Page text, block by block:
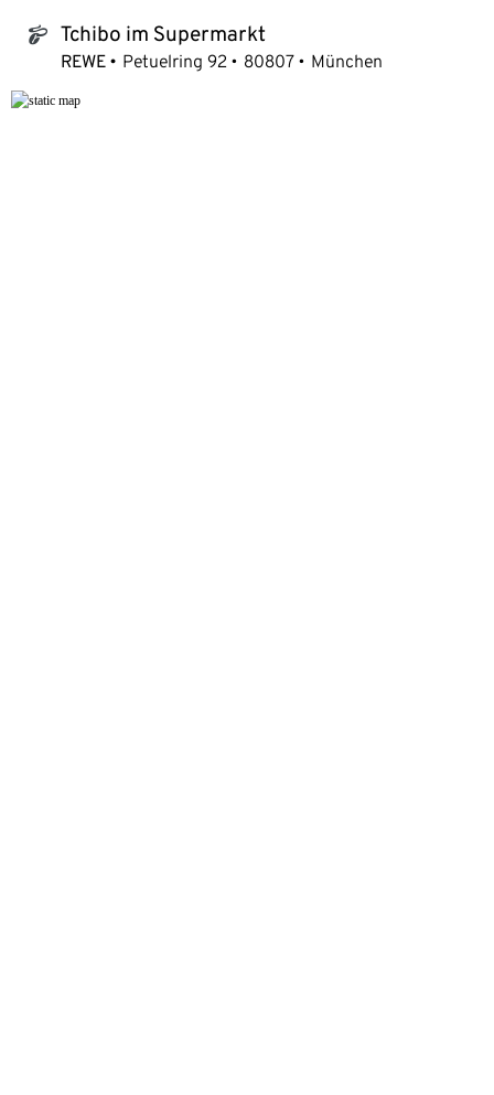
tchibo_logo Tchibo im Supermarkt
REWE Petuelring 92 80807 München